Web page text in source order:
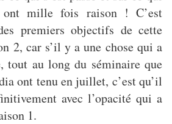
mille fois raison ! C’est
premiers objectifs de cette
2, car s’il y a une chose qui a
tout au long du séminaire que
ont tenu en juillet, c’est qu’il
avec l’opacité qui a
1.